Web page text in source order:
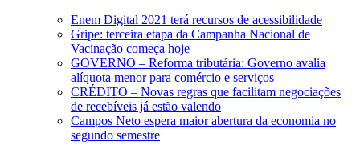
Enem Digital 2021 terá recursos de acessibilidade
Gripe: terceira etapa da Campanha Nacional de
Vacinação começa hoje
GOVERNO – Reforma tributária: Governo avalia
alíquota menor para comércio e serviços
CRÉDITO – Novas regras que facilitam negociações
de recebíveis já estão valendo
Campos Neto espera maior abertura da economia no
segundo semestre